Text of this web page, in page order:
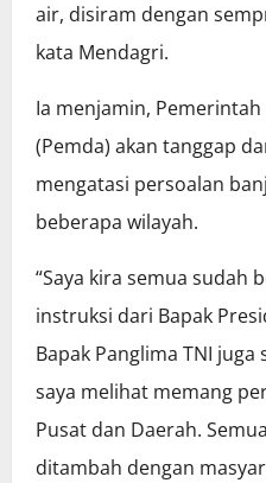
air, disiram dengan
kata Mendagri.
Ia menjamin,
(Pemda) akan tanggap
mengatasi persoalan
beberapa wilayah.
“Saya kira semua sudah
instruksi dari Bapak
Bapak Panglima TNI
saya melihat memang
Pusat dan Daerah.
ditambah dengan